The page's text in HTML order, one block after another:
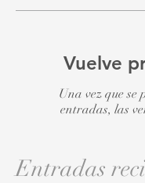
Vuelve
Una vez que se
entradas, las
Entradas